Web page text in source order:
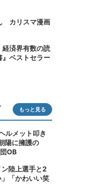
カリスマ漫画
経済界有数の読
ベストセラー
もっと見る
ルメット叩き
陽に擁護の
OB
陸上選手と2
「かわいい笑